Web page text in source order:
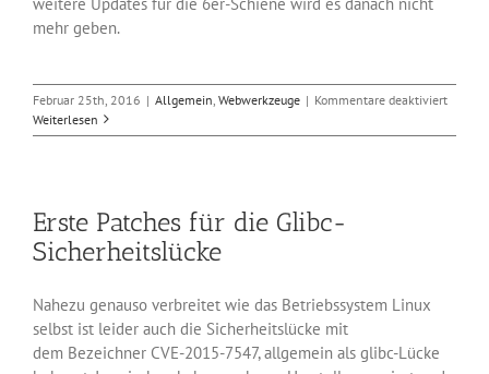
mehr geben.
Februar 25th, 2016 | Allgemein Webwerkzeuge | Kommentare deaktiviertfür
für
Weiterlesen
Erste Patches für die Glibc-
Sicherheitslücke
Nahezu genauso verbreitet wie das Betriebssystem Linux
selbst ist leider auch die Sicherheitslücke mit
dem Bezeichner CVE-2015-7547, allgemein als glibc-Lücke